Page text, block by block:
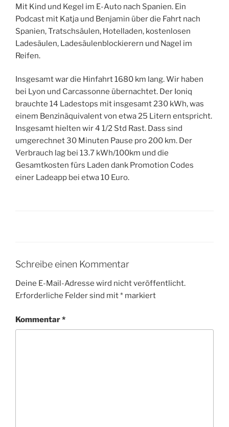
Mit Kind und Kegel im E-Auto nach Spanien. Ein
Podcast mit Katja und Benjamin über die Fahrt nach
Spanien, Tratschsäulen, Hotelladen, kostenlosen
Ladesäulen, Ladesäulenblockierern und Nagel im
Reifen.
Insgesamt war die Hinfahrt 1680 km lang. Wir haben
bei Lyon und Carcassonne übernachtet. Der Ioniq
brauchte 14 Ladestops mit insgesamt 230 kWh, was
einem Benzinäquivalent von etwa 25 Litern entspricht.
Insgesamt hielten wir 4 1/2 Std Rast. Dass sind
umgerechnet 30 Minuten Pause pro 200 km. Der
Verbrauch lag bei 13.7 kWh/100km und die
Gesamtkosten fürs Laden dank Promotion Codes
einer Ladeapp bei etwa 10 Euro.
Schreibe einen Kommentar
Deine E-Mail-Adresse wird nicht veröffentlicht.
Erforderliche Felder sind mit* markiert
Kommentar*